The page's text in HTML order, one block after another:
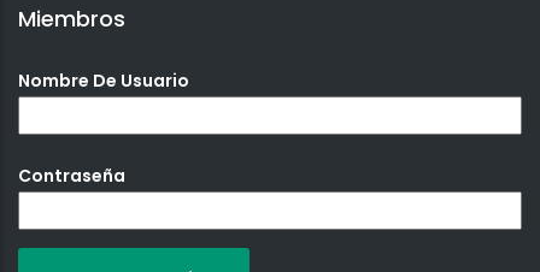
Miembros
Nombre De Usuario
Contraseña